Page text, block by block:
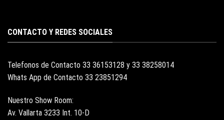
CONTACTO Y REDES SOCIALES
Telefonos de Contacto 33 36153128 y 33 38258014
Whats App de Contacto 33 23851294
Nuestro Show Room:
Av. Vallarta 3233 Int. 10-D